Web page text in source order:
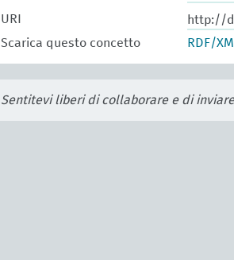
URI
http://
Scarica questo concetto
RDF/XML
Sentitevi liberi di collaborare e di